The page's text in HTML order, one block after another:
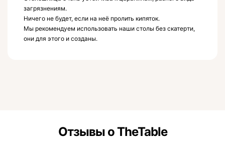
загрязнениям.
Ничего не будет, если на неё пролить кипяток.
Мы рекомендуем использовать наши столы без скатерти,
они для этого и созданы.
Отзывы о TheTable